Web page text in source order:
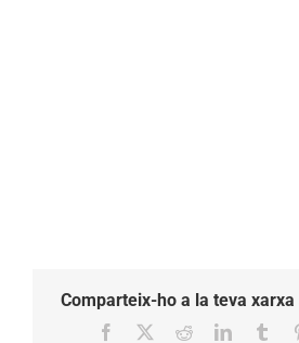
Comparteix-ho a la teva
Facebook RedditLinkedIn